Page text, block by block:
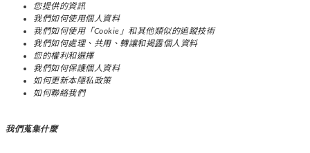
您提供的資訊
我們如何使用個人資料
我們如何使用「Cookie」和其他類似的追蹤技術
我們如何處理、共用、轉讓和揭露個人資料
您的權利和選擇
我們如何保護個人資料
如何更新本隱私政策
如何聯絡我們
我們蒐集什麼